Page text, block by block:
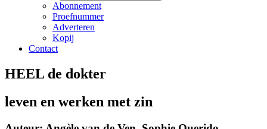
Abonnement
Proefnummer
Adverteren
Kopij
Contact
HEEL de dokter
leven en werken met zin